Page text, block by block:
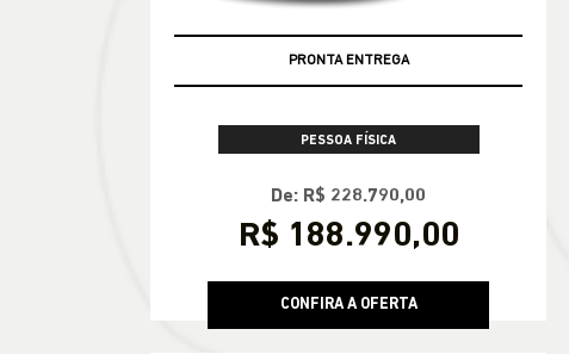
PRONTA ENTREGA
PESSOA FÍSICA
De: R$ 228.790,00
R$ 188.990,00
CONFIRA A OFERTA